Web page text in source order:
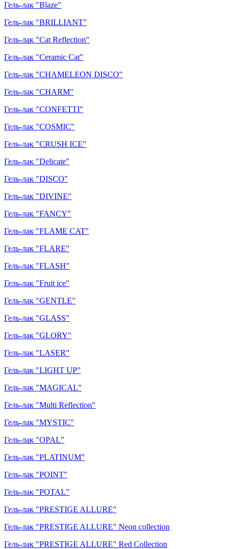
Гель-лак "Blaze"
Гель-лак "BRILLIANT"
Гель-лак "Cat Reflection"
Гель-лак "Ceramic Cat"
Гель-лак "CHAMELEON DISCO"
Гель-лак "CHARM"
Гель-лак "CONFETTI"
Гель-лак "COSMIC"
Гель-лак "CRUSH ICE"
Гель-лак "Delicate"
Гель-лак "DISCO"
Гель-лак "DIVINE"
Гель-лак "FANCY"
Гель-лак "FLAME CAT"
Гель-лак "FLARE"
Гель-лак "FLASH"
Гель-лак "Fruit ice"
Гель-лак "GENTLE"
Гель-лак "GLASS"
Гель-лак "GLORY"
Гель-лак "LASER"
Гель-лак "LIGHT UP"
Гель-лак "MAGICAL"
Гель-лак "Multi Reflection"
Гель-лак "MYSTIC"
Гель-лак "OPAL"
Гель-лак "PLATINUM"
Гель-лак "POINT"
Гель-лак "POTAL"
Гель-лак "PRESTIGE ALLURE"
Гель-лак "PRESTIGE ALLURE" Neon collection
Гель-лак "PRESTIGE ALLURE" Red Collection